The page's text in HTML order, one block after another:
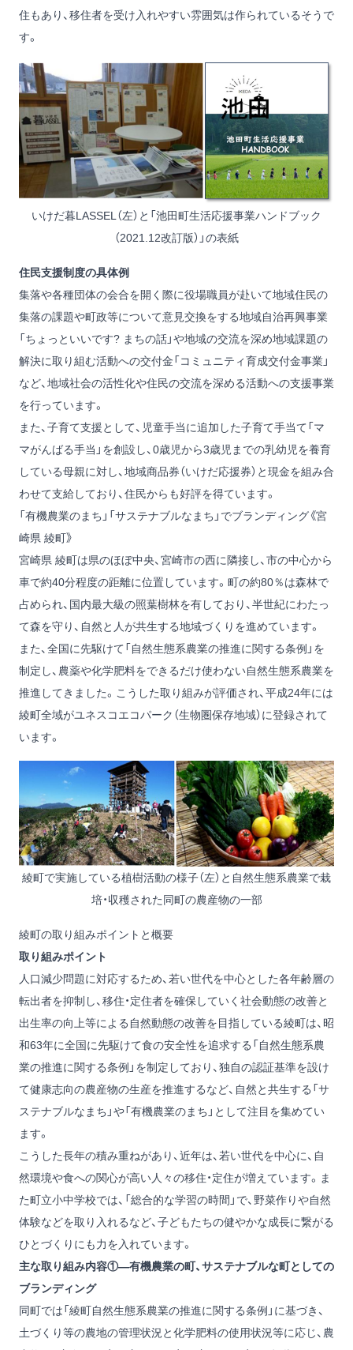
住もあり、移住者を受け入れやすい雰囲気は作られているそうで
す。
いけだ暮LASSEL（左）と「池田町生活応援事業ハンドブック
（2021.12改訂版）」の表紙
住民支援制度の具体例
集落や各種団体の会合を開く際に役場職員が赴いて地域住民の
集落の課題や町政等について意見交換をする地域自治再興事業
「ちょっといいです? まちの話」や地域の交流を深め地域課題の
解決に取り組む活動への交付金「コミュニティ育成交付金事業」
など、地域社会の活性化や住民の交流を深める活動への支援事業
を行っています。
また、子育て支援として、児童手当に追加した子育て手当て「マ
マがんばる手当」を創設し、0歳児から3歳児までの乳幼児を養育
している母親に対し、地域商品券（いけだ応援券）と現金を組み合
わせて支給しており、住民からも好評を得ています。
「有機農業のまち」「サステナブルなまち」でブランディング《宮
崎県 綾町》
宮崎県 綾町は県のほぼ中央、宮崎市の西に隣接し、市の中心から
車で約40分程度の距離に位置しています。町の約80％は森林で
占められ、国内最大級の照葉樹林を有しており、半世紀にわたっ
て森を守り、自然と人が共生する地域づくりを進めています。
また、全国に先駆けて「自然生態系農業の推進に関する条例」を
制定し、農薬や化学肥料をできるだけ使わない自然生態系農業を
推進してきました。こうした取り組みが評価され、平成24年には
綾町全域がユネスコエコパーク（生物圏保存地域）に登録されて
います。
綾町で実施している植樹活動の様子（左）と自然生態系農業で栽
培・収穫された同町の農産物の一部
綾町の取り組みポイントと概要
取り組みポイント
人口減少問題に対応するため、若い世代を中心とした各年齢層の
転出者を抑制し、移住・定住者を確保していく社会動態の改善と
出生率の向上等による自然動態の改善を目指している綾町は、昭
和63年に全国に先駆けて食の安全性を追求する「自然生態系農
業の推進に関する条例」を制定しており、独自の認証基準を設け
て健康志向の農産物の生産を推進するなど、自然と共生する「サ
ステナブルなまち」や「有機農業のまち」として注目を集めてい
ます。
こうした長年の積み重ねがあり、近年は、若い世代を中心に、自
然環境や食への関心が高い人々の移住・定住が増えています。ま
た町立小中学校では、「総合的な学習の時間」で、野菜作りや自然
体験などを取り入れるなど、子どもたちの健やかな成長に繋がる
ひとづくりにも力を入れています。
主な取り組み内容①―有機農業の町、サステナブルな町としての
ブランディング
同町では「綾町自然生態系農業の推進に関する条例」に基づき、
土づくり等の農地の管理状況と化学肥料の使用状況等に応じ、農